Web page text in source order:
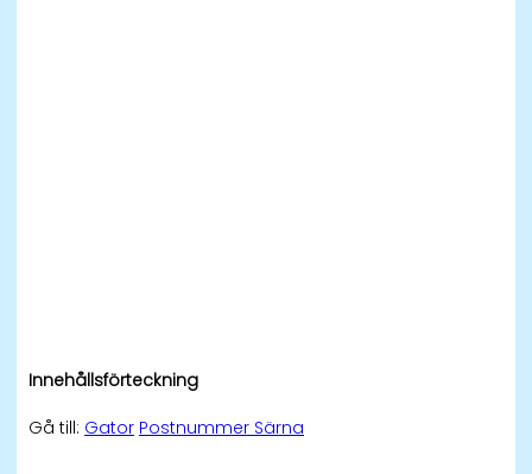
Innehållsförteckning
Gå till: Gator Postnummer Särna